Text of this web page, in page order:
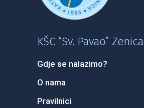
KŠC “Sv. Pavao” Zenica
Gdje se nalazimo?
O nama
Pravilnici